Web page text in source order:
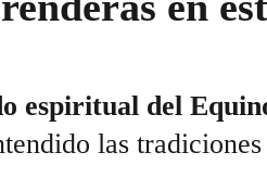
espiritual del
las